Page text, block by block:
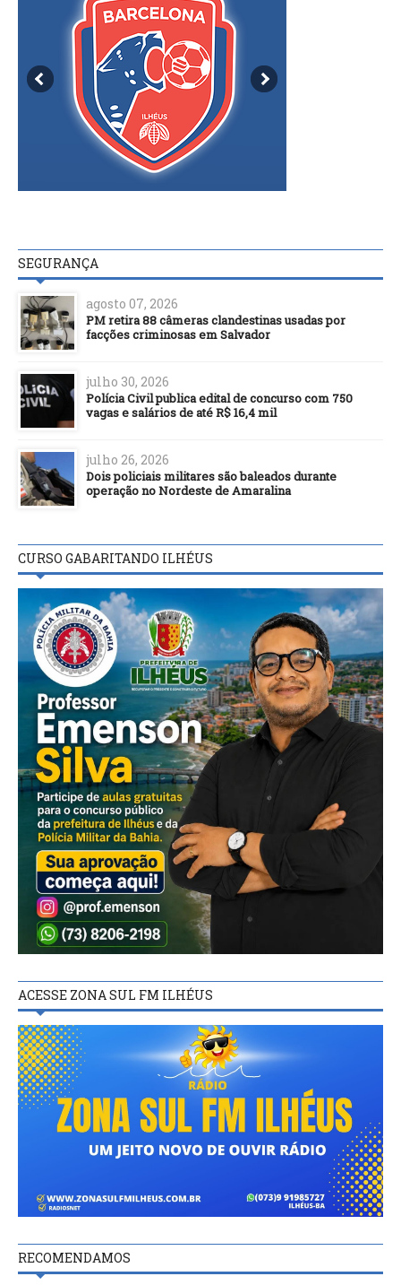
SEGURANÇA
agosto 07, 2026
PM retira 88 câmeras clandestinas usadas por
facções criminosas em Salvador
julho 30, 2026
Polícia Civil publica edital de concurso com 750
vagas e salários de até R$ 16,4 mil
julho 26, 2026
Dois policiais militares são baleados durante
operação no Nordeste de Amaralina
CURSO GABARITANDO ILHÉUS
ACESSE ZONA SUL FM ILHÉUS
RECOMENDAMOS